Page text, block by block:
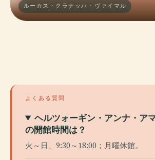
ルーカス・クラナッハ · ヴァイマル
よくある質問
ヘルツォーギン・アンナ・ア
の開館時間は？
火～日、9:30～18:00；月曜休館。